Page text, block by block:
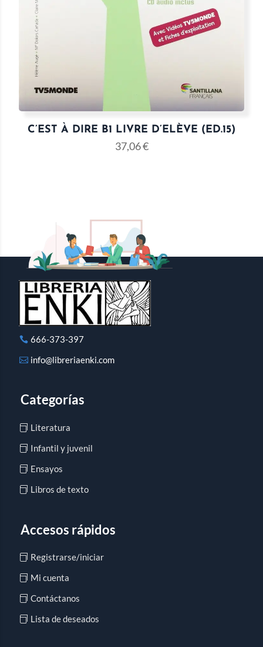
C’EST À DIRE B1 LIVRE D’ELÈVE (ED.15)
37,06€
666-373-397
info@libreriaenki.com
Categorías
Literatura
Infantil y juvenil
Ensayos
Libros de texto
Accesos rápidos
Registrarse/iniciar
Mi cuenta
Contáctanos
Lista de deseados